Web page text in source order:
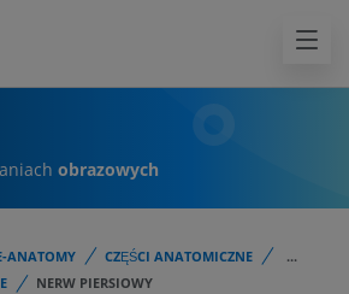
obrazowych
ANATOMY CZĘŚCI ANATOMICZNE
...
NERW PIERSIOWY